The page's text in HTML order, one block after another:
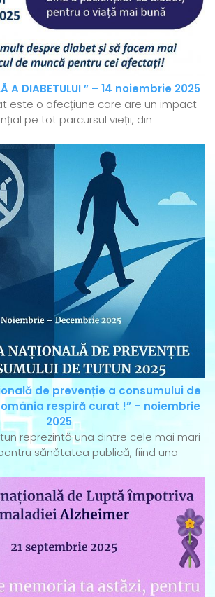
A DIABETULUI ” – 14 noiembrie 2025
este o afecțiune care are un impact
pe tot parcursul vieții, din
de prevenție a consumului de
respiră curat !” – noiembrie
2025
reprezintă una dintre cele mai mari
sănătatea publică, fiind una